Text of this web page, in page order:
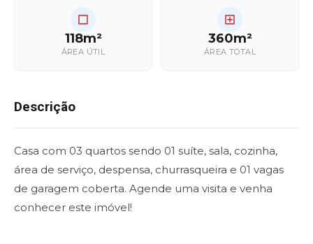
118m²
ÁREA ÚTIL
360m²
ÁREA TOTAL
Descrição
Casa com 03 quartos sendo 01 suíte, sala, cozinha,
área de serviço, despensa, churrasqueira e 01 vagas
de garagem coberta. Agende uma visita e venha
conhecer este imóvel!